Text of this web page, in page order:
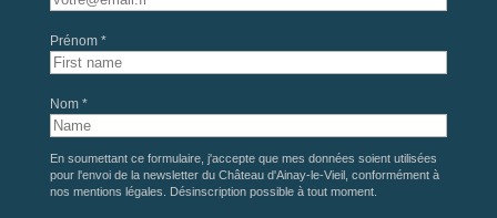
Prénom *
Nom *
En soumettant ce formulaire, j'accepte que mes données soient utilisées
pour l'envoi de la newsletter du Château d'Ainay-le-Vieil, conformément à
nos mentions légales . Désinscription possible à tout moment.